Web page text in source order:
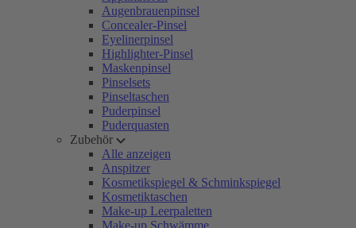
Augenbrauenpinsel
Concealer-Pinsel
Eyelinerpinsel
Highlighter-Pinsel
Maskenpinsel
Pinselsets
Pinseltaschen
Puderpinsel
Puderquasten
Zubehör
Alle anzeigen
Anspitzer
Kosmetikspiegel & Schminkspiegel
Kosmetiktaschen
Make-up Leerpaletten
Make-up Schwämme